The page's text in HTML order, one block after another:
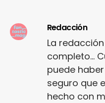
Redacción
La
completo...
puede
seguro que
hecho con